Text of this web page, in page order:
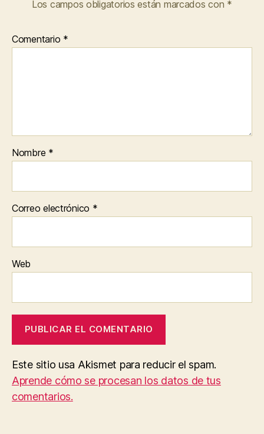
Los campos obligatorios están marcados con *
Comentario *
Nombre *
Correo electrónico *
Web
Este sitio usa Akismet para reducir el spam.
Aprende cómo se procesan los datos de tus
comentarios.